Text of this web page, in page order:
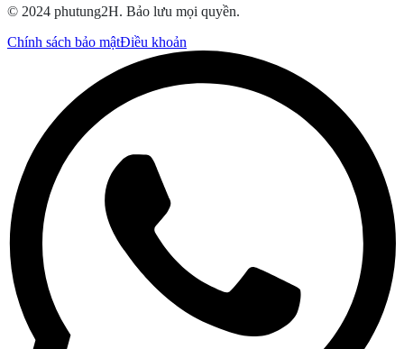
© 2024 phutung2H. Bảo lưu mọi quyền.
Chính sách bảo mậtĐiều khoản